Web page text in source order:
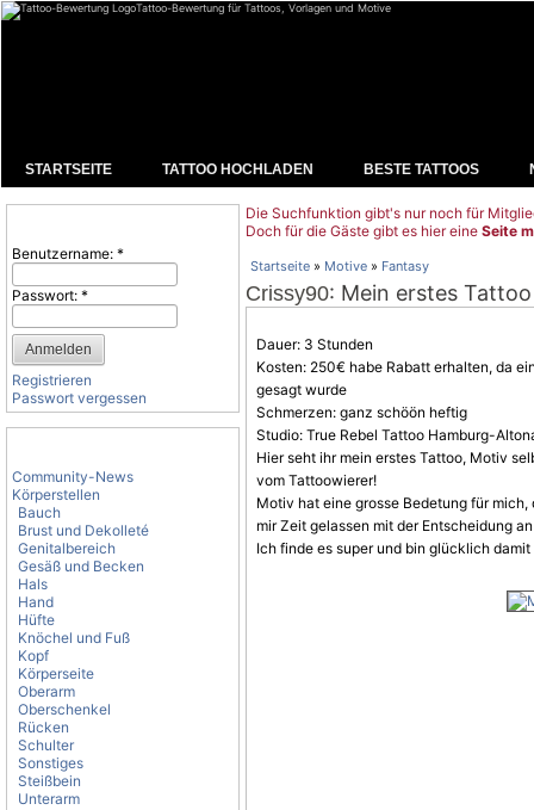
Tattoo-Bewertung für Tattoos, Vorlagen und Motive
STARTSEITE TATTOO HOCHLADEN BESTE TATTOOS
Benutzername: *
Passwort: *
Registrieren
Passwort vergessen
Community-News
Körperstellen
Bauch
Brust und Dekolleté
Genitalbereich
Gesäß und Becken
Hals
Hand
Hüfte
Knöchel und Fuß
Kopf
Körperseite
Oberarm
Oberschenkel
Rücken
Schulter
Sonstiges
Steißbein
Unterarm
Die Suchfunktion gibt's nur noch für
Doch für die Gäste gibt es hier eine Seite
Startseite » Motive » Fantasy
Crissy90: Mein erstes Tattoo
Dauer: 3 Stunden
Kosten: 250€ habe Rabatt erhalten, da
gesagt wurde
Schmerzen: ganz schöön heftig
Studio: True Rebel Tattoo Hamburg-
Hier seht ihr mein erstes Tattoo, Motiv
vom Tattoowierer!
Motiv hat eine grosse Bedetung für
mir Zeit gelassen mit der Entscheidung
Ich finde es super und bin glücklich damit